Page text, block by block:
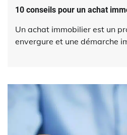
10 conseils pour un achat
Un achat immobilier est un
envergure et une démarche